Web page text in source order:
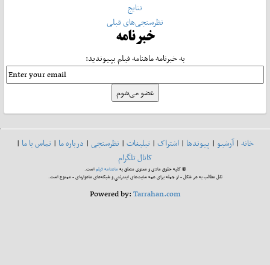
نتایج
نظرسنجی‌های قبلی
خبرنامه
به خبرنامه ماهنامه فیلم بپیوندید:
خانه|آرشیو| پیوندها| اشتراک| تبلیغات| نظرسنجی| درباره ما| تماس با ما|
کانال تلگرام
© کلیه حقوق مادی و معنوی متعلق بهماهنامه فیلماست.
نقل مطالب به هر شکل - از جمله برای همه سایت‌های اینترنتی و شبکه‌های ماهواره‌ای - ممنوع است.
Powered by:Tarrahan.com